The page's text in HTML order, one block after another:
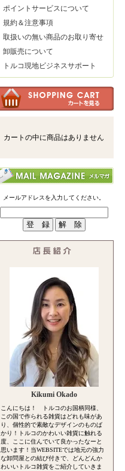
ポイントサービスについて
規約＆注意事項
取扱いの無い商品のお取り寄せ
卸販売について
トルコ現地ビジネスサポート
カートの中に商品はありません
メールアドレスを入力してください。
Kikumi Okado
こんにちは！ トルコのお国柄同様、
この国で作られる雑貨はどれも味があ
り、個性的で素敵なデザインのものば
かり！トルコのかわいい雑貨に触れる
度、ここに住んでいて良かったなーと
思います！当WEBSITEでは地元の強力
な卸問屋との結び付きで、どんどんか
わいいトルコ雑貨をご紹介していきま